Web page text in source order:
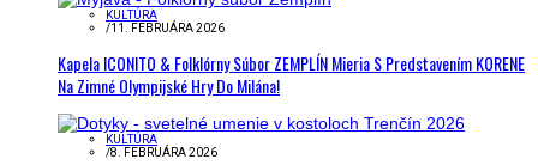
KULTÚRA
/11. FEBRUÁRA 2026
Kapela ICONITO & Folklórny Súbor ZEMPLÍN Mieria S Predstavením KORENE
Na Zimné Olympijské Hry Do Milána!
KULTÚRA
/8. FEBRUÁRA 2026